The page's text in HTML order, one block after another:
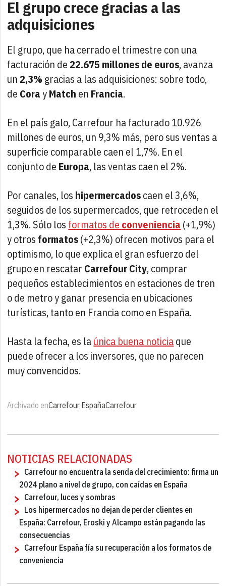
El grupo crece gracias a las
adquisiciones
El grupo, que ha cerrado el trimestre con una
facturación de22.675 millones de euros, avanza
un2,3% gracias a las adquisiciones: sobre todo,
de CorayMatch en Francia.
En el país galo, Carrefour ha facturado 10.926
millones de euros, un 9,3% más, pero sus ventas a
superficie comparable caen el 1,7%. En el
conjunto de Europa, las ventas caen el 2%.
Por canales, los hipermercadoscaen el 3,6%,
seguidos de los supermercados, que retroceden el
1,3%. Sólo los formatos de conveniencia (+1,9%)
y otros formatos(+2,3%) ofrecen motivos para el
optimismo, lo que explica el gran esfuerzo del
grupo en rescatar Carrefour City, comprar
pequeños establecimientos en estaciones de tren
o de metro y ganar presencia en ubicaciones
turísticas, tanto en Francia como en España.
Hasta la fecha, es laúnica buena noticiaque
puede ofrecer a los inversores, que no parecen
muy convencidos.
Archivado enCarrefour EspañaCarrefour
NOTICIAS RELACIONADAS
Carrefour no encuentra la senda del crecimiento: firma un
2024 plano a nivel de grupo, con caídas en España
Carrefour, luces y sombras
Los hipermercados no dejan de perder clientes en
España: Carrefour, Eroski y Alcampo están pagando las
consecuencias
Carrefour España fía su recuperación a los formatos de
conveniencia